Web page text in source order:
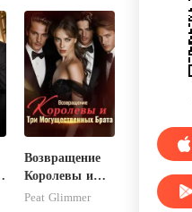
Возвращение
Королевы и
Три
Peat Glimmer